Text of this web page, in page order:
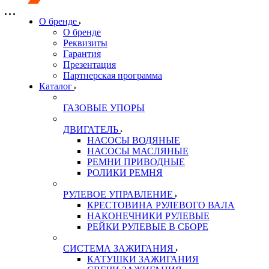
О бренде
О бренде
Реквизиты
Гарантия
Презентация
Партнерская программа
Каталог
ГАЗОВЫЕ УПОРЫ
ДВИГАТЕЛЬ
НАСОСЫ ВОДЯНЫЕ
НАСОСЫ МАСЛЯНЫЕ
РЕМНИ ПРИВОДНЫЕ
РОЛИКИ РЕМНЯ
РУЛЕВОЕ УПРАВЛЕНИЕ
КРЕСТОВИНА РУЛЕВОГО ВАЛА
НАКОНЕЧНИКИ РУЛЕВЫЕ
РЕЙКИ РУЛЕВЫЕ В СБОРЕ
СИСТЕМА ЗАЖИГАНИЯ
КАТУШКИ ЗАЖИГАНИЯ